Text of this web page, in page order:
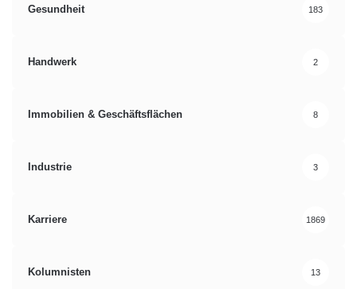
Gesundheit 183
Handwerk 2
Immobilien & Geschäftsflächen 8
Industrie 3
Karriere 1869
Kolumnisten 13